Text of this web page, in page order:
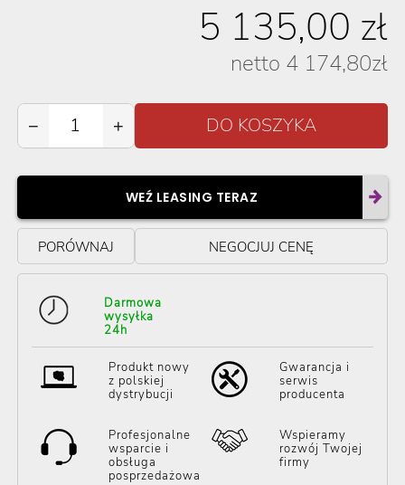
5 135,00 zł
netto 4 174,80zł
− +
WEŹ LEASING TERAZ
PORÓWNAJ NEGOCJUJ CENĘ
Darmowa
wysyłka
24h
Produkt nowy
z polskiej
dystrybucji
Gwarancja i
serwis
producenta
Profesjonalne
wsparcie i
obsługa
posprzedażowa
Wspieramy
rozwój Twojej
firmy